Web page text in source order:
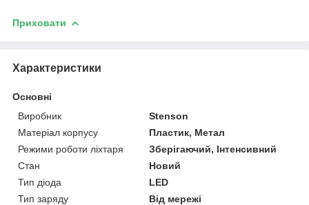
Приховати
Характеристики
Основні
Виробник
Stenson
Матеріал корпусу
Пластик, Метал
Режими роботи ліхтаря
Зберігаючий, Інтенсивний
Стан
Новий
Тип діода
LED
Тип заряду
Від мережі